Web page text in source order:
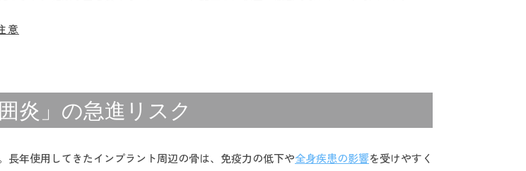
意
炎」の急進リスク
年使用してきたインプラント周辺の骨は、免疫力の低下や全身疾患の影響を受けやすく